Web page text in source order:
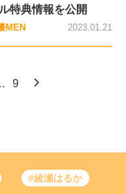
特典情報を公開
MEN 2023.01.21
9
#綾瀬はるか